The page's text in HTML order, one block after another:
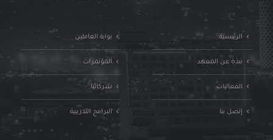
الرئيسية
نبذة عن المعهد
الفعاليات
إتصل بنا
بوابة العاملين
المؤتمرات
شركائنا
البرامج التدريبية